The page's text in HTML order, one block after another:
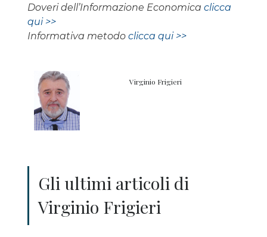
Doveri dell’Informazione Economica clicca
qui >>
Informativa metodo clicca qui >>
Virginio Frigieri
Gli ultimi articoli di
Virginio Frigieri